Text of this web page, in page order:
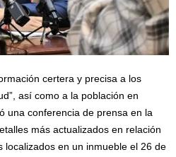
certera y precisa a los
así como a la población en
una conferencia de prensa en la
más actualizados en relación
localizados en un inmueble el 26 de